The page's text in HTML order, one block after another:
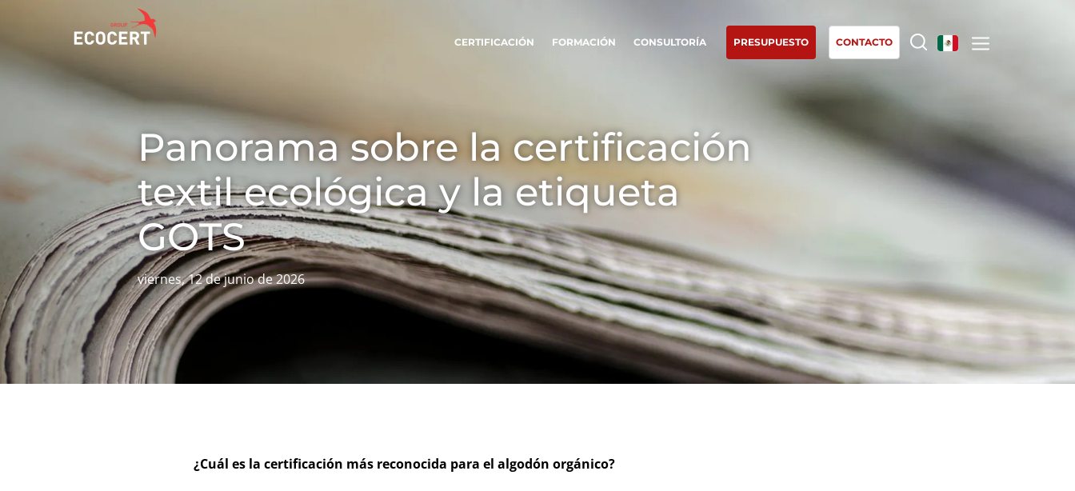
CERTIFICACIÓN FORMACIÓN CONSULTORÍA PRESUPUESTO CONTACTO
Certificación
Formación
Consultoría
ECOCERT
¿Quiénes
Noticias
Carreras
Actuar a través de nuestros servicios
Comprometerse con nuestro medio
ambiente
Innovar con nuestro ecosistema
COMERCIALES
Agroalimentario
Cosméticos
Forestal
Productos del hogar
Materiales sostenibles
Insumos
Agricultura orgánica
Biodiversidad y cambio climático
Alegaciones medioambientales
Panorama sobre la certificación
textil ecológica y la etiqueta
GOTS
viernes, 12 de junio de 2026
¿Cuál es la certificación más reconocida para el algodón orgánico?